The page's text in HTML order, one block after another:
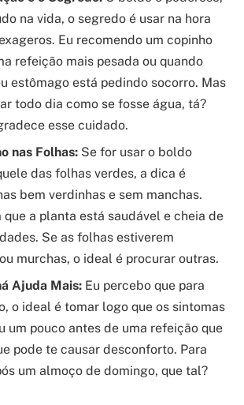
na vida, o segredo é usar na hora
Eu recomendo um copinho
refeição mais pesada ou quando
estômago está pedindo socorro. Mas
todo dia como se fosse água, tá?
esse cuidado.
nas Folhas: Se for usar o boldo
das folhas verdes, a dica é
bem verdinhas e sem manchas.
que a planta está saudável e cheia de
Se as folhas estiverem
murchas, o ideal é procurar outras.
Ajuda Mais: Eu percebo que para
o ideal é tomar logo que os sintomas
um pouco antes de uma refeição que
pode te causar desconforto. Para
um almoço de domingo, que tal?